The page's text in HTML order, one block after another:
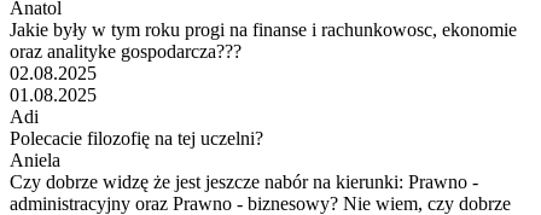
Anatol
Jakie były w tym roku progi na finanse i rachunkowosc, ekonomie
oraz analityke gospodarcza???
02.08.2025
01.08.2025
Adi
Polecacie filozofię na tej uczelni?
Aniela
Czy dobrze widzę że jest jeszcze nabór na kierunki: Prawno -
administracyjny oraz Prawno - biznesowy? Nie wiem, czy dobrze